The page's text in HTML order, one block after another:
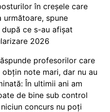
în creșele care
spune
ce s-au afișat
2026
profesorilor care
note mari, dar nu au
În ultimii ani am
de bine sub control
concurs nu poți